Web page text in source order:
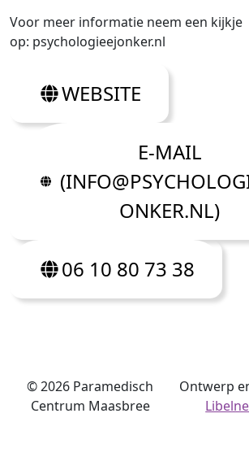
Voor meer informatie neem een kijkje
op: psychologieejonker.nl
WEBSITE
E-MAIL
ONKER.NL)
06 10 80 73 38
©2026 Paramedisch
Centrum Maasbree
Ontwerp